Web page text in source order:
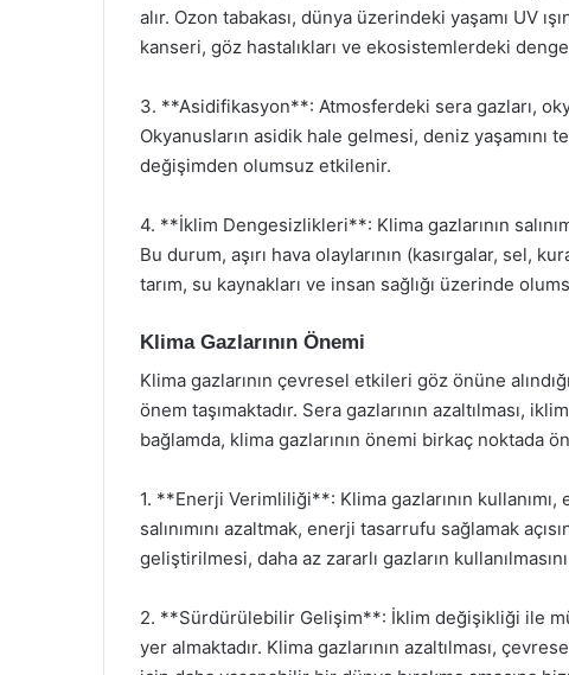
alır. Ozon tabakası, dünya üzerindeki yaşamı UV
kanseri, göz hastalıkları ve ekosistemlerdeki
3. **Asidifikasyon**: Atmosferdeki sera gazları,
Okyanusların asidik hale gelmesi, deniz
değişimden olumsuz etkilenir.
4. **İklim Dengesizlikleri**: Klima gazlarının
Bu durum, aşırı hava olaylarının (kasırgalar, sel,
tarım, su kaynakları ve insan sağlığı üzerinde
Klima Gazlarının Önemi
Klima gazlarının çevresel etkileri göz önüne
önem taşımaktadır. Sera gazlarının azaltılması,
bağlamda, klima gazlarının önemi birkaç noktada
1. **Enerji Verimliliği**: Klima gazlarının
salınımını azaltmak, enerji tasarrufu sağlamak
geliştirilmesi, daha az zararlı gazların
2. **Sürdürülebilir Gelişim**: İklim değişikliği ile
yer almaktadır. Klima gazlarının azaltılması,